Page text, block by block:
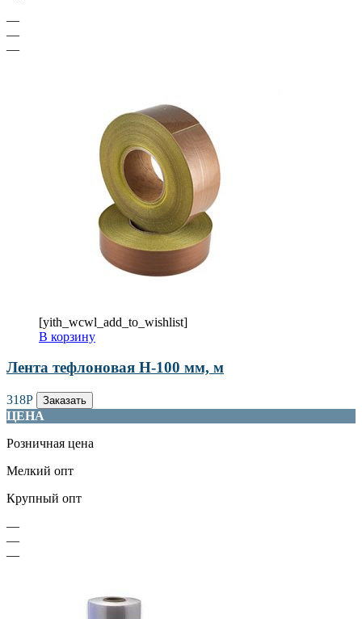
—
—
—
[yith_wcwl_add_to_wishlist]
В корзину
Лента тефлоновая Н-100 мм, м
318Р Заказать
ЦЕНА
Розничная цена
Мелкий опт
Крупный опт
—
—
—